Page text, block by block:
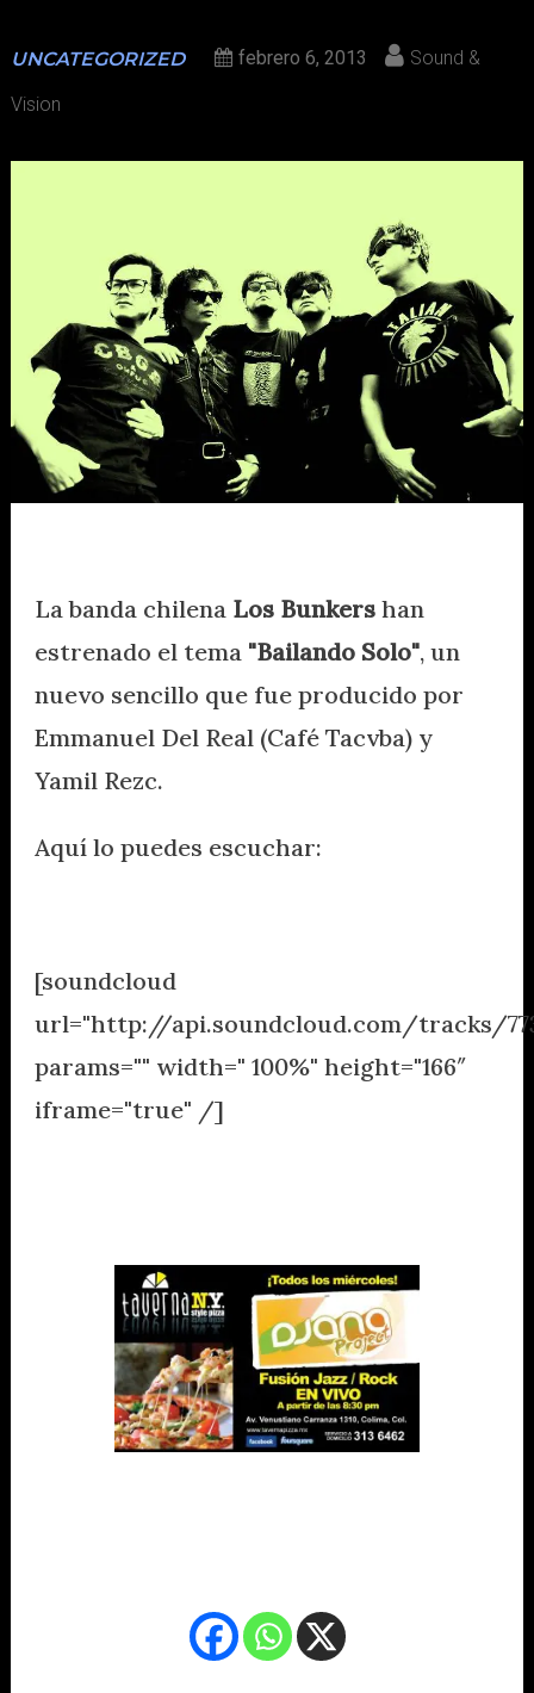
UNCATEGORIZED febrero 6, 2013 Sound &
Vision
La banda chilena Los Bunkershan
estrenado el tema "Bailando Solo", un
nuevo sencillo que fue producido por
Emmanuel Del Real (Café Tacvba) y
Yamil Rezc.
Aquí lo puedes escuchar:
[soundcloud
url="http://api.soundcloud.com/tracks/
params="" width=" 100%" height="166″
iframe="true" /]